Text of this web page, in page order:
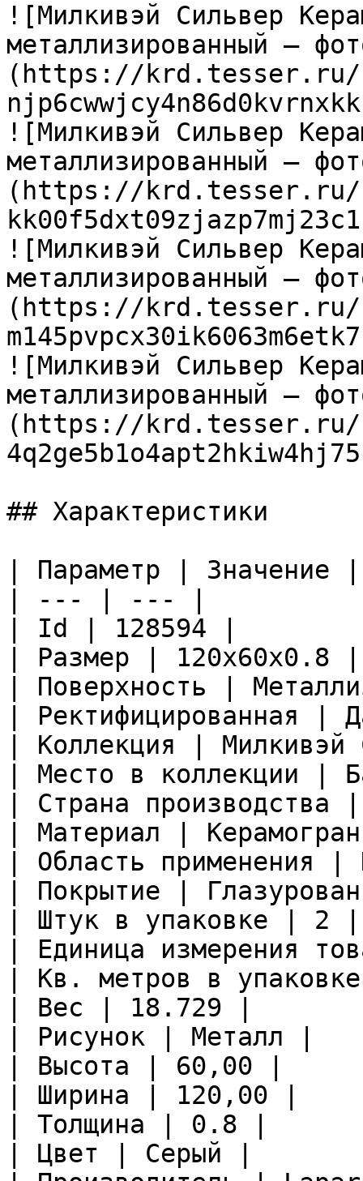
![Милкивэй Сильвер
металлизированный —
(https://krd.tesser.ru/
![Милкивэй Сильвер
металлизированный —
(https://krd.tesser.ru/
![Милкивэй Сильвер
металлизированный —
(https://krd.tesser.ru/
![Милкивэй Сильвер
металлизированный —
(https://krd.tesser.ru/
## Характеристики
| Параметр | Значение |
| --- | --- |
| Id | 128594 |
| Размер | 120x60x0.8 |
| Поверхность |
| Ректифицированная |
| Коллекция | Милкивэй
| Место в коллекции |
| Страна
| Материал |
| Область применения
| Покрытие |
| Штук в упаковке | 2 |
| Единица измерения
| Кв. метров в
| Вес | 18.729 |
| Рисунок | Металл |
| Высота | 60,00 |
| Ширина | 120,00 |
| Толщина | 0.8 |
| Цвет | Серый |